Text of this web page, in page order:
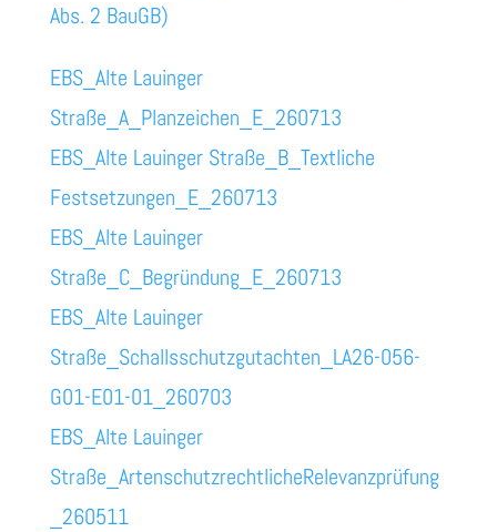
Abs. 2 BauGB)
EBS_Alte Lauinger
Straße_A_Planzeichen_E_260713
EBS_Alte Lauinger Straße_B_Textliche
Festsetzungen_E_260713
EBS_Alte Lauinger
Straße_C_Begründung_E_260713
EBS_Alte Lauinger
Straße_Schallsschutzgutachten_LA26-056-
G01-E01-01_260703
EBS_Alte Lauinger
Straße_ArtenschutzrechtlicheRelevanzprüfung
_260511